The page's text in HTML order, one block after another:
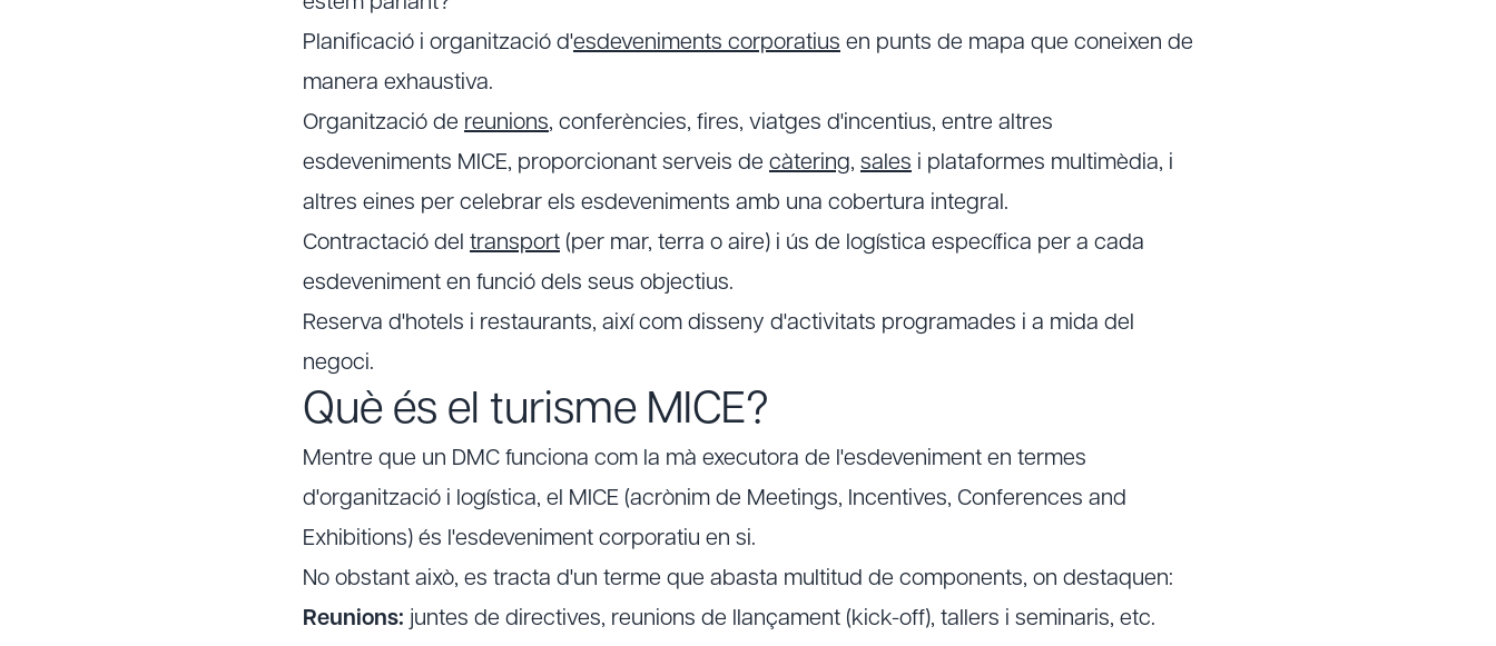
Planificació i organització d'esdeveniments corporatius en punts de mapa que coneixen de
manera exhaustiva.
Organització de reunions, conferències, fires, viatges d'incentius, entre altres
esdeveniments MICE, proporcionant serveis de càtering, sales i plataformes multimèdia, i
altres eines per celebrar els esdeveniments amb una cobertura integral.
Contractació del transport (per mar, terra o aire) i ús de logística específica per a cada
esdeveniment en funció dels seus objectius.
Reserva d'hotels i restaurants, així com disseny d'activitats programades i a mida del
negoci.
Què és el turisme MICE?
Mentre que un DMC funciona com la mà executora de l'esdeveniment en termes
d'organització i logística, el MICE (acrònim de Meetings, Incentives, Conferences and
Exhibitions) és l'esdeveniment corporatiu en si.
No obstant això, es tracta d'un terme que abasta multitud de components, on destaquen:
Reunions: juntes de directives, reunions de llançament (kick-off), tallers i seminaris, etc.